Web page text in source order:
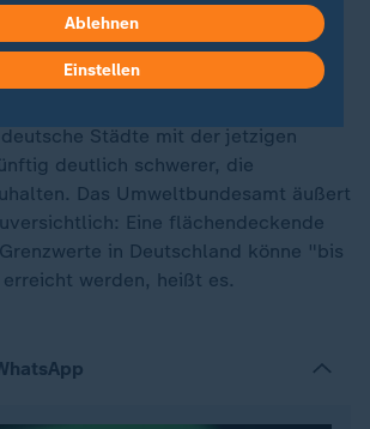
Strengere Grenzwerte für
Städte mit der jetzigen
deutlich schwerer, die
Das Umweltbundesamt äußert
Eine flächendeckende
in Deutschland könne "bis
werden, heißt es.
Ablehnen
Einstellen